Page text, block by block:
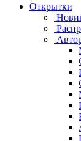
Открытки